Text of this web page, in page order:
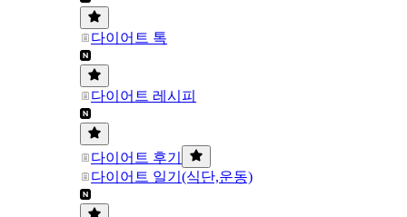
다이어트 톡
다이어트 레시피
다이어트 후기
다이어트 일기(식단,운동)